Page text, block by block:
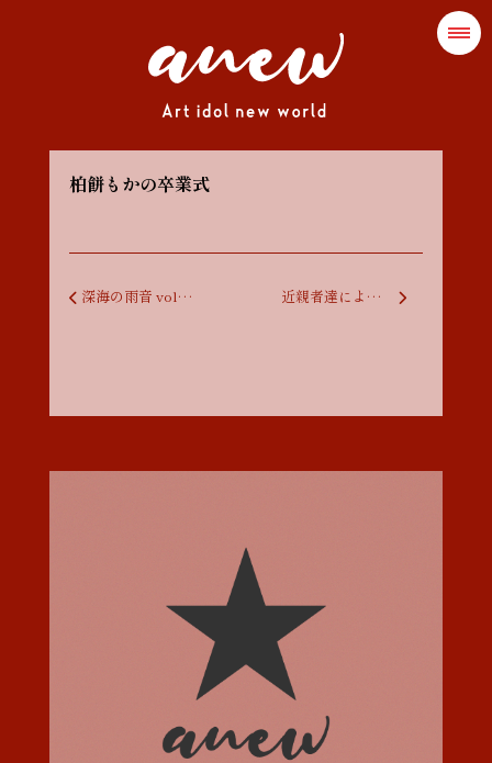
柏餅もかの卒業式
投稿ナビゲーション
深海の雨音 vol.26 近親者達によるcana÷bissを偲ぶ会